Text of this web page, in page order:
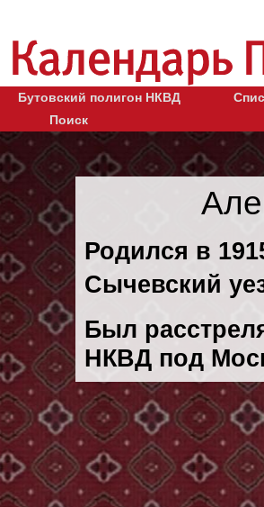
Бутовский полигон НКВД
Поиск
Родился в
Сычевский
Был
НКВД под